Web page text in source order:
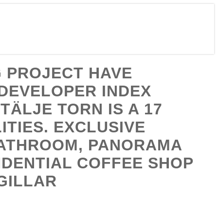
HAVE
INDEX
TORN IS A 17
EXCLUSIVE
PANORAMA
COFFEE SHOP